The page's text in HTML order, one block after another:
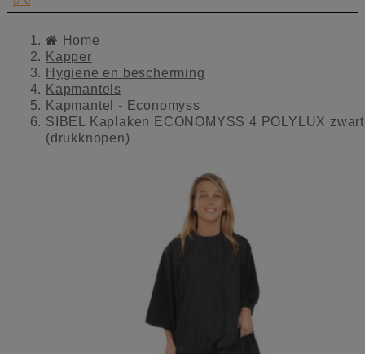
Home
Kapper
Hygiene en bescherming
Kapmantels
Kapmantel - Economyss
SIBEL Kaplaken ECONOMYSS 4 POLYLUX zwart
(drukknopen)